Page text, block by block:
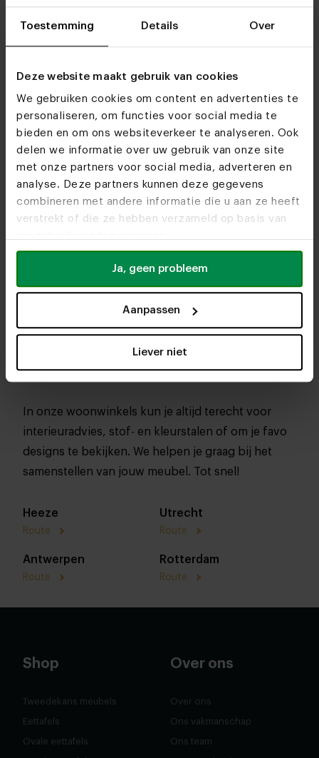
Toestemming Details Over
Deze website maakt gebruik van cookies
We gebruiken cookies om content en advertenties te
personaliseren, om functies voor social media te
bieden en om ons websiteverkeer te analyseren. Ook
delen we informatie over uw gebruik van onze site
met onze partners voor social media, adverteren en
analyse. Deze partners kunnen deze gegevens
combineren met andere informatie die u aan ze heeft
verstrekt of die ze hebben verzameld op basis van
Ja, geen probleem
Aanpassen
Liever niet
In onze woonwinkels kun je altijd terecht voor
interieuradvies, stof- en kleurstalen of om je favo
designs te bekijken. We helpen je graag bij het
samenstellen van jouw meubel. Tot snel!
Heeze
Route
Utrecht
Route
Antwerpen
Route
Rotterdam
Route
Bezoek
Shop
Tweedekans meubels
Eettafels
Ovale eettafels
Over ons
Over ons
Ons vakmanschap
Ons team